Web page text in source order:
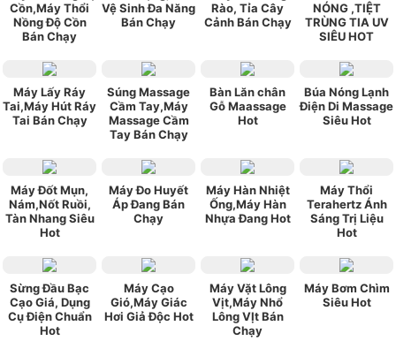
Cồn,Máy Thổi
Nồng Độ Cồn
Bán Chạy
Vệ Sinh Đa Năng
Bán Chạy
Rào, Tỉa Cây
Cảnh Bán Chạy
NÓNG ,TIỆT
TRÙNG TIA UV
SIÊU HOT
Máy Lấy Ráy
Tai,Máy Hút Ráy
Tai Bán Chạy
Súng Massage
Cầm Tay,Máy
Massage Cầm
Tay Bán Chạy
Bàn Lăn chân
Gỗ Maassage
Hot
Búa Nóng Lạnh
Điện Di Massage
Siêu Hot
Máy Đốt Mụn,
Nám,Nốt Ruồi,
Tàn Nhang Siêu
Hot
Máy Đo Huyết
Áp Đang Bán
Chạy
Máy Hàn Nhiệt
Ống,Máy Hàn
Nhựa Đang Hot
Máy Thổi
Terahertz Ánh
Sáng Trị Liệu
Hot
Sừng Đầu Bạc
Cạo Giá, Dụng
Cụ Điện Chuẩn
Hot
Máy Cạo
Gió,Máy Giác
Hơi Giả Độc Hot
Máy Vặt Lông
Vịt,Máy Nhổ
Lông VỊt Bán
Chạy
Máy Bơm Chìm
Siêu Hot